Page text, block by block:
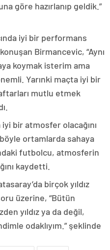
göre hazırlanıp geldik.”
iyi bir performans
Birmancevic, “Aynı
koymak isterim ama
Yarınki maçta iyi bir
mutlu etmek
bir atmosfer olacağını
ortamlarda sahaya
futbolcu, atmosferin
kaydetti.
birçok yıldız
üzerine, “Bütün
yıldız ya da değil,
odaklıyım.” şeklinde